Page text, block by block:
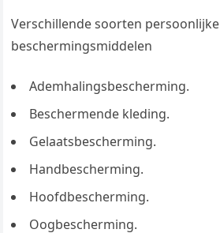
Verschillende soorten persoonlijke
beschermingsmiddelen
Ademhalingsbescherming.
Beschermende kleding.
Gelaatsbescherming.
Handbescherming.
Hoofdbescherming.
Oogbescherming.